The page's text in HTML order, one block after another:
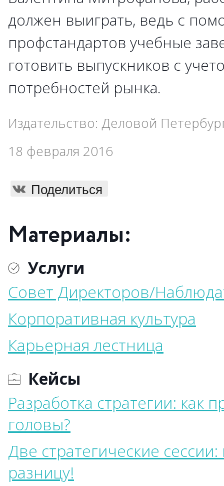
должен выиграть, ведь с
профстандартов учебные
готовить выпускников с
потребностей рынка.
Издательство: Деловой
18 февраля 2016
Поделиться
Материалы:
Услуги
Совет Директоров/
Корпоративная культура
Карьерная лестница
Кейсы
Разработка стратегии: как
головы?
Две стратегические
разницу!